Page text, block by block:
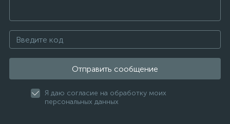
Отправить сообщение
Я даю согласие на обработку моих
персональных данных